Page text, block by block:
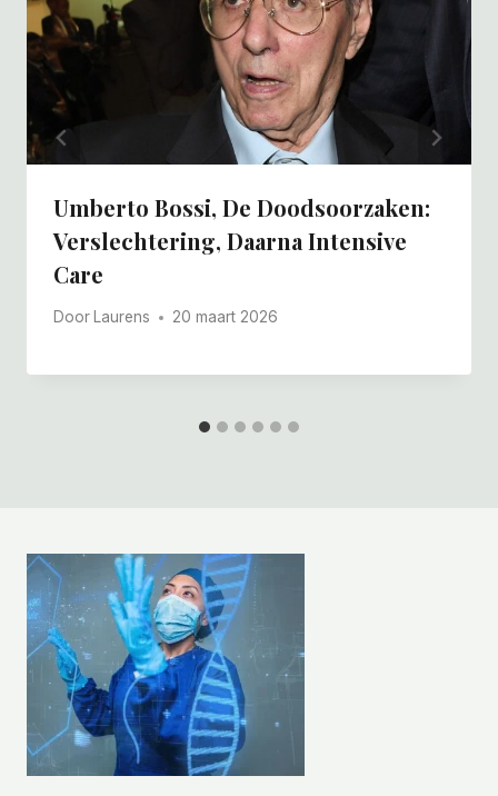
Umberto Bossi, De Doodsoorzaken:
Verslechtering, Daarna Intensive
Care
Door Laurens 20 maart 2026